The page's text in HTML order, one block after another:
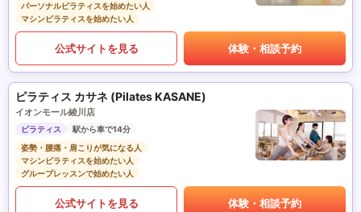
パーソナルピラティスを始めたい人
マシンピラティスを始めたい人
公式サイトを見る 体験・相談予約
ピラティス カサネ (Pilates KASANE)
イオンモール綾川店
ピラティス
駅から車で14分
姿勢・腰痛・肩こりが気になる人
マシンピラティスを始めたい人
グループレッスンで始めたい人
公式サイトを見る 体験・相談予約